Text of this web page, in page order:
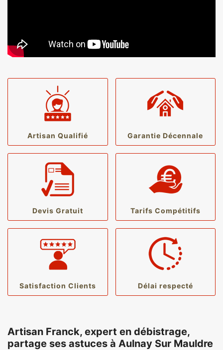
Artisan Qualifié Garantie Décennale
Devis Gratuit Tarifs Compétitifs
Satisfaction Clients Délai respecté
Artisan Franck, expert en débistrage,
partage ses astuces à Aulnay Sur Mauldre